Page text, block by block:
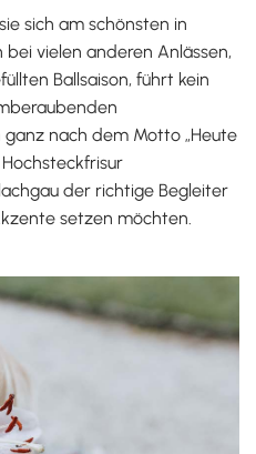
sich am schönsten in
vielen anderen Anlässen,
Ballsaison, führt kein
nach dem Motto „Heute
der richtige Begleiter
setzen möchten.